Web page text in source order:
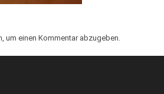
um einen Kommentar abzugeben.